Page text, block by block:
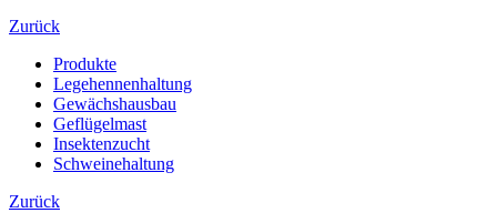
Zurück
Produkte
Legehennenhaltung
Gewächshausbau
Geflügelmast
Insektenzucht
Schweinehaltung
Zurück